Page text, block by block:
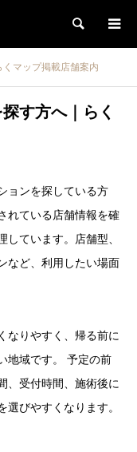
検索
マップ掲載店舗案内
す方へ｜らく
ョンを探している方
れている店舗情報を確
ています。店舗型、
など、利用したい場面
なりやすく、帰る前に
地域です。 予定の前
、受付時間、施術後に
びやすくなります。